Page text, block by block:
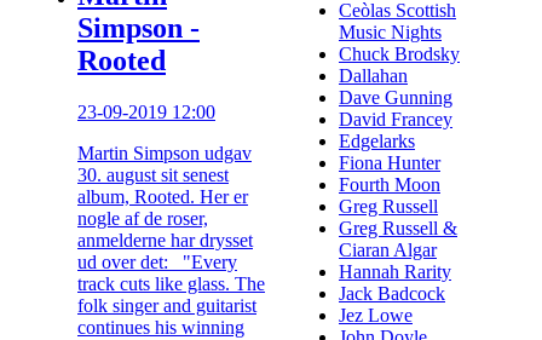
Simpson -
Rooted
23-09-2019 12:00
Martin Simpson udgav
30. august sit senest
album, Rooted. Her er
nogle af de roser,
anmelderne har drysset
ud over det: "Every
track cuts like glass. The
folk singer and guitarist
continues his winning
Ceòlas Scottish
Music Nights
Chuck Brodsky
Dallahan
Dave Gunning
David Francey
Edgelarks
Fiona Hunter
Fourth Moon
Greg Russell
Greg Russell &
Ciaran Algar
Hannah Rarity
Jack Badcock
Jez Lowe